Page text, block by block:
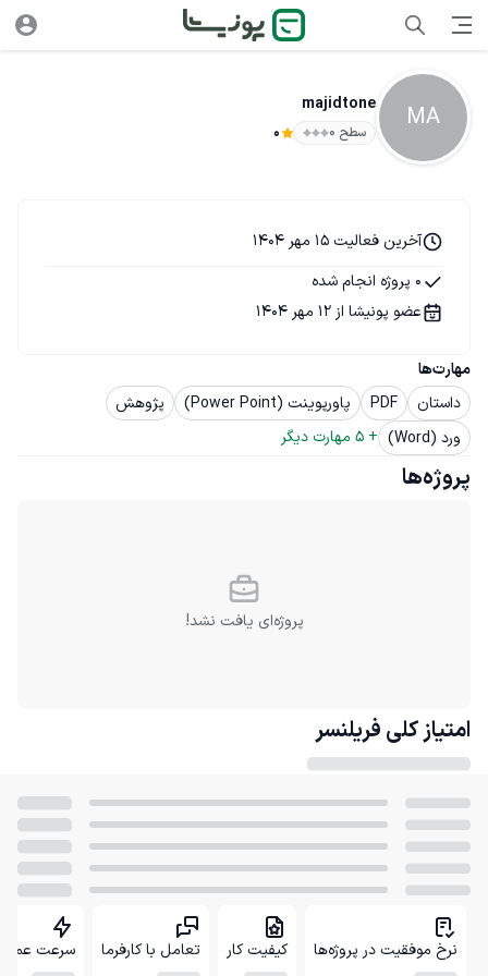
MA
majidtone
سطح ۰ 0
مهارت‌ها
داستان
PDF پاورپوینت (Power Point)
پژوهش
ورد (Word)
+
5 مهارت دیگر
آخرین فعالیت 15 مهر 1404
0 پروژه انجام شده
عضو پونیشا از 12 مهر 1404
پروژه‌ها
پروژه‌ای یافت نشد!
امتیاز کلی فریلنسر
نرخ موفقیت در پروژه‌ها کیفیت کار تعامل با کارفرما سرعت عمل